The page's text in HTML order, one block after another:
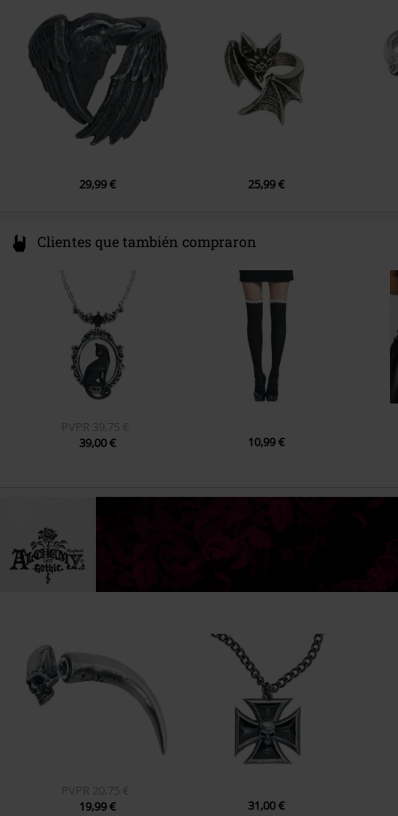
Spain
EU@alchemygroup.com
29,99 € 25,99 €
Clientes que también compraron
PVPR 39,75 €
39,00 €
10,99 €
PVPR 20,75 €
19,99 €
31,00 €